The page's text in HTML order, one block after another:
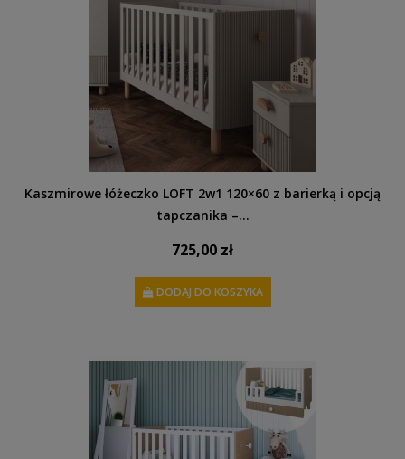
Kaszmirowe łóżeczko LOFT 2w1 120×60 z barierką i opcją
tapczanika –...
725,00 zł
DODAJ DO KOSZYKA